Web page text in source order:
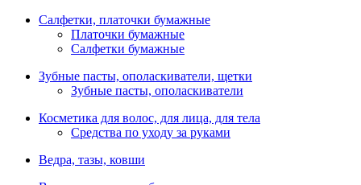
Салфетки, платочки бумажные
Платочки бумажные
Салфетки бумажные
Зубные пасты, ополаскиватели, щетки
Зубные пасты, ополаскиватели
Косметика для волос, для лица, для тела
Средства по уходу за руками
Ведра, тазы, ковши